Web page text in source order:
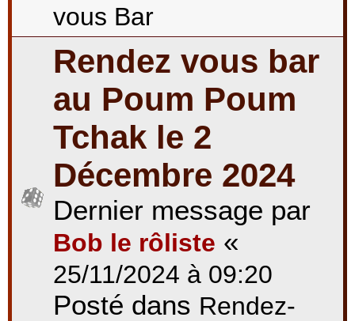
vous Bar
Rendez vous bar
au Poum Poum
Tchak le 2
Décembre 2024
Dernier message par
Bob le rôliste «
25/11/2024 à 09:20
Posté dans Rendez-